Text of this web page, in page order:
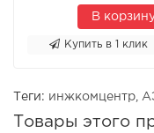
В
Купить в 1 клик
Теги: инжкомцентр
Товары этого